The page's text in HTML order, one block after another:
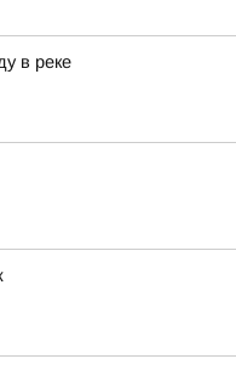
в реке